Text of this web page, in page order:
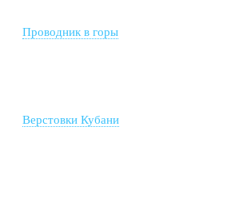
Проводник в горы
Верстовки Кубани